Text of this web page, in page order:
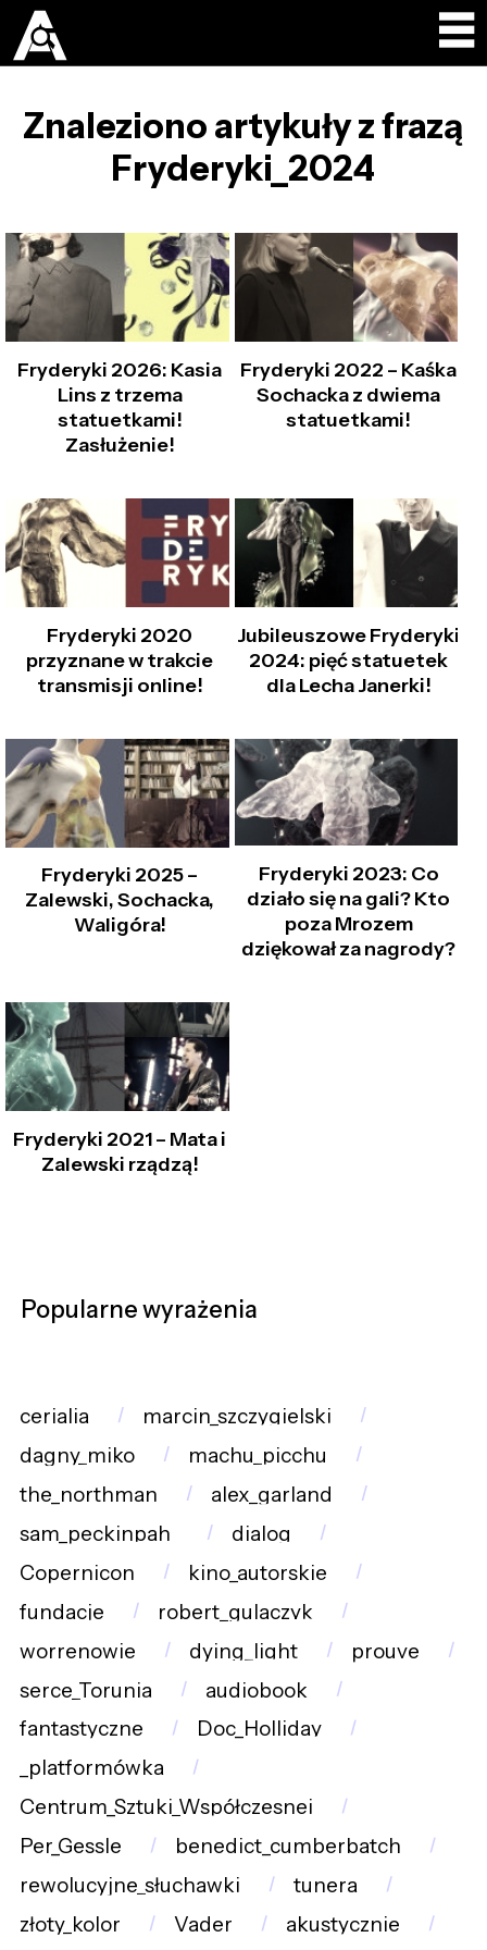
Znaleziono artykuły z frazą
Fryderyki_2024
Fryderyki 2026: Kasia
Lins z trzema
statuetkami!
Zasłużenie!
Fryderyki 2022 – Kaśka
Sochacka z dwiema
statuetkami!
Fryderyki 2020
przyznane w trakcie
transmisji online!
Jubileuszowe Fryderyki
2024: pięć statuetek
dla Lecha Janerki!
Fryderyki 2025 –
Zalewski, Sochacka,
Waligóra!
Fryderyki 2023: Co
działo się na gali? Kto
poza Mrozem
dziękował za nagrody?
Fryderyki 2021 – Mata i
Zalewski rządzą!
Popularne wyrażenia
cerialia
marcin_szczygielski
dagny_miko
machu_picchu
the_northman
alex_garland
sam_peckinpah_
dialog
Copernicon
kino_autorskie
fundacje
robert_gulaczyk
worrenowie
dying_light
prouve
serce_Torunia
audiobook
fantastyczne
Doc_Holliday
_platformówka
Centrum_Sztuki_Współczesnej
Per_Gessle
benedict_cumberbatch
rewolucyjne_słuchawki
tunera
złoty_kolor
Vader akustycznie